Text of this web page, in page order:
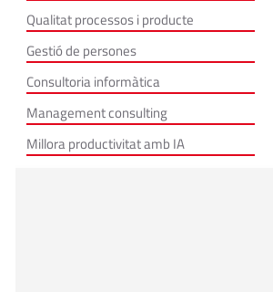
Qualitat processos i producte
Gestió de persones
Consultoria informàtica
Management consulting
Millora productivitat amb IA